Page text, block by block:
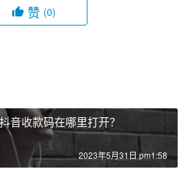
赞 (0)
音收款码在哪里打开？
2023年5月31日 pm1:58